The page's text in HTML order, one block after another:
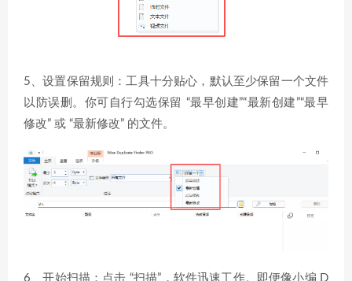
5、设置保留规则：工具十分贴心，默认至少保留一个文件
以防误删。你可自行勾选保留 “最早创建”“最新创建”“最早
修改” 或 “最新修改” 的文件。
6、开始扫描：点击 “扫描”，软件迅速工作。即便像小编 D